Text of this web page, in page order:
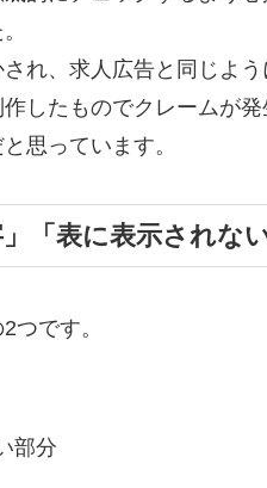
れ、求人広告と同じよ
したものでクレームが
思っています。
「表に表示されな
つです。
部分